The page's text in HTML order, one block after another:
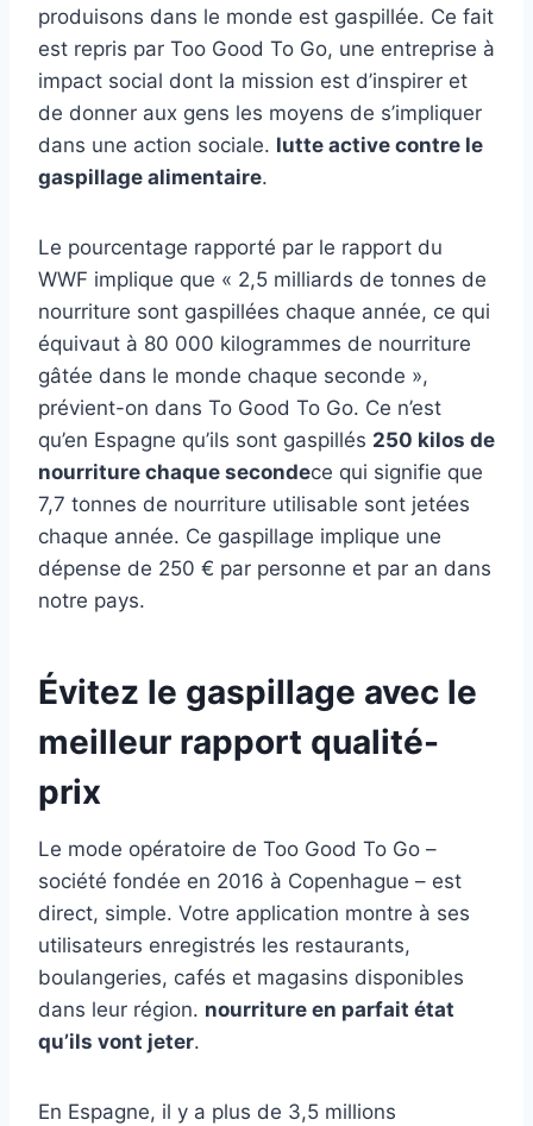
produisons dans le monde est gaspillée. Ce fait
est repris par Too Good To Go, une entreprise à
impact social dont la mission est d’inspirer et
de donner aux gens les moyens de s’impliquer
dans une action sociale. lutte active contre le
gaspillage alimentaire.
Le pourcentage rapporté par le rapport du
WWF implique que « 2,5 milliards de tonnes de
nourriture sont gaspillées chaque année, ce qui
équivaut à 80 000 kilogrammes de nourriture
gâtée dans le monde chaque seconde »,
prévient-on dans To Good To Go. Ce n’est
qu’en Espagne qu’ils sont gaspillés 250 kilos de
nourriture chaque secondece qui signifie que
7,7 tonnes de nourriture utilisable sont jetées
chaque année. Ce gaspillage implique une
dépense de 250 € par personne et par an dans
notre pays.
Évitez le gaspillage avec le
meilleur rapport qualité-
prix
Le mode opératoire de Too Good To Go –
société fondée en 2016 à Copenhague – est
direct, simple. Votre application montre à ses
utilisateurs enregistrés les restaurants,
boulangeries, cafés et magasins disponibles
dans leur région. nourriture en parfait état
qu’ils vont jeter.
En Espagne, il y a plus de 3,5 millions